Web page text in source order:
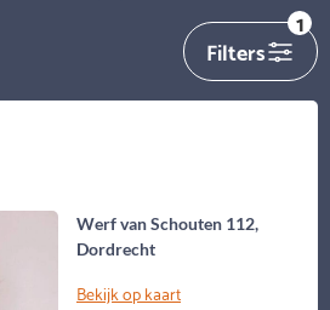
Filters
1
Werf van Schouten 112,
Dordrecht
Bekijk op kaart